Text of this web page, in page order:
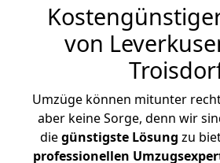
von
Umzüge können mitunter
aber keine Sorge, denn wir
diegünstigste Lösung zu
professionellen